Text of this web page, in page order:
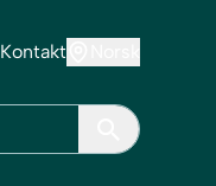
Kontakt